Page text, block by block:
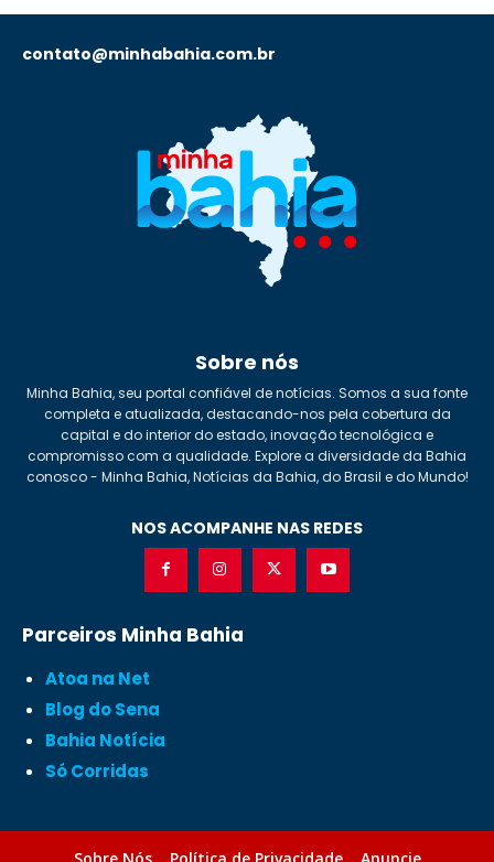
contato@minhabahia.com.br
Sobre nós
Minha Bahia, seu portal confiável de notícias. Somos a sua fonte
completa e atualizada, destacando-nos pela cobertura da
capital e do interior do estado, inovação tecnológica e
compromisso com a qualidade. Explore a diversidade da Bahia
conosco - Minha Bahia, Notícias da Bahia, do Brasil e do Mundo!
NOS ACOMPANHE NAS REDES
Parceiros Minha Bahia
Atoa na Net
Blog do Sena
Bahia Notícia
Só Corridas